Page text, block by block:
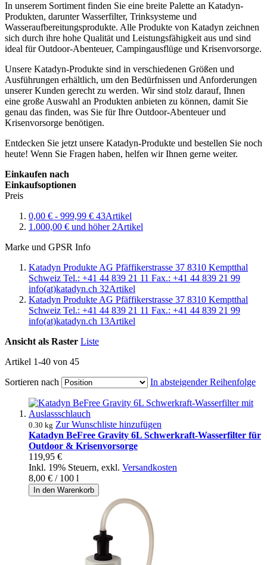
In unserem Sortiment finden Sie eine breite Palette an Katadyn-
Produkten, darunter Wasserfilter, Trinksysteme und
Wasseraufbereitungsprodukte. Alle Produkte von Katadyn zeichnen
sich durch ihre hohe Qualität und Leistungsfähigkeit aus und sind
ideal für Outdoor-Abenteuer, Campingausflüge und Krisenvorsorge.
Unsere Katadyn-Produkte sind in verschiedenen Größen und
Ausführungen erhältlich, um den Bedürfnissen und Anforderungen
unserer Kunden gerecht zu werden. Wir sind stolz darauf, Ihnen
eine große Auswahl an Produkten anbieten zu können, damit Sie
genau das finden, was Sie für Ihre Outdoor-Abenteuer und
Krisenvorsorge benötigen.
Entdecken Sie jetzt unsere Katadyn-Produkte und bestellen Sie noch
heute! Wenn Sie Fragen haben, helfen wir Ihnen gerne weiter.
Einkaufen nach
Einkaufsoptionen
Preis
0,00 € - 999,99 € 43Artikel
1.000,00 € und höher2Artikel
Marke und GPSR Info
Katadyn Produkte AG Pfäffikerstrasse 37 8310 Kemptthal
Schweiz Tel.: +41 44 839 21 11 Fax.: +41 44 839 21 99
info(at)katadyn.ch 32Artikel
Katadyn Produkte AG Pfäffikerstrasse 37 8310 Kemptthal
Schweiz Tel.: +41 44 839 21 11 Fax.: +41 44 839 21 99
info(at)katadyn.ch 13Artikel
Ansicht als Raster Liste
Artikel 1-40 von 45
Sortieren nach
In absteigender Reihenfolge
0.30 kg Zur Wunschliste hinzufügen
Katadyn BeFree Gravity 6L Schwerkraft-Wasserfilter für
Outdoor & Krisenvorsorge
119,95 €
Inkl. 19% Steuern, exkl. Versandkosten
8,00 € / 100 l
In den Warenkorb